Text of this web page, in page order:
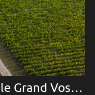
Винодельня Chateau le Grand Vostock